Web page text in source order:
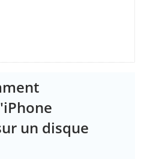
un disque